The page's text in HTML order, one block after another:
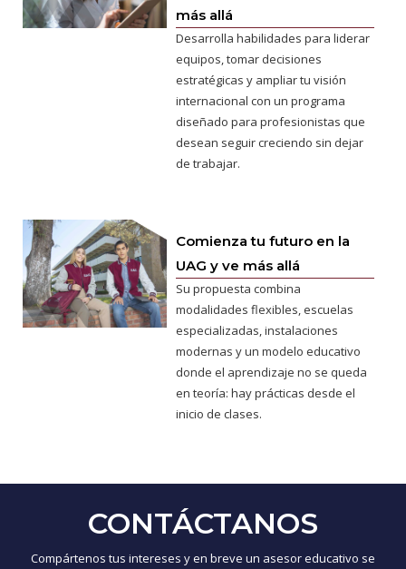
más allá
Desarrolla habilidades para liderar
equipos, tomar decisiones
estratégicas y ampliar tu visión
internacional con un programa
diseñado para profesionistas que
desean seguir creciendo sin dejar
de trabajar.
Comienza tu futuro en la
UAG y ve más allá
Su propuesta combina
modalidades flexibles, escuelas
especializadas, instalaciones
modernas y un modelo educativo
donde el aprendizaje no se queda
en teoría: hay prácticas desde el
inicio de clases.
CONTÁCTANOS
Compártenos tus intereses y en breve un asesor educativo se